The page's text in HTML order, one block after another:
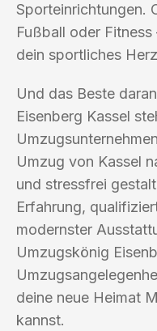
Sporteinrichtungen.
Fußball oder
dein sportliches
Und das Beste
Eisenberg Kassel
Umzug von Kassel
und stressfrei
Erfahrung,
modernster
Umzugskönig
deine neue Heimat
kannst.